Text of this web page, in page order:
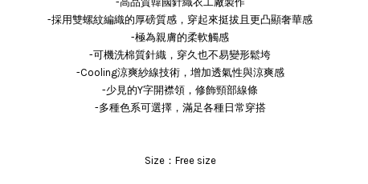
-採用雙螺紋編織的厚磅質感，穿起來挺拔且更凸顯奢華感
-極為親膚的柔軟觸感
-可機洗棉質針織，穿久也不易變形鬆垮
-Cooling涼爽紗線技術，增加透氣性與涼爽感
-少見的Y字開襟領，修飾頸部線條
-多種色系可選擇，滿足各種日常穿搭
Size：Free size